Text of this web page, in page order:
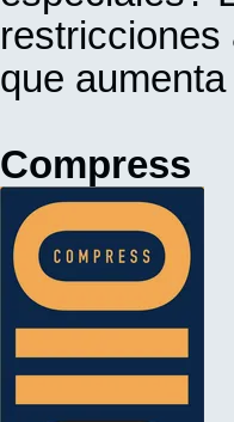
restricciones
que
Compress